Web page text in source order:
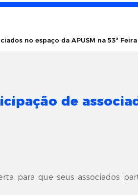
no espaço da APUSM na 53ª
de
para que seus associados